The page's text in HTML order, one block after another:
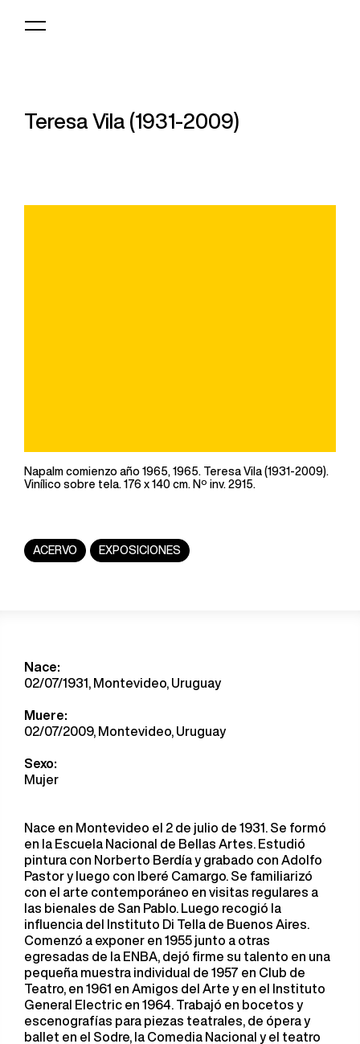
Teresa Vila (1931-2009)
Napalm comienzo año 1965, 1965. Teresa Vila (1931-2009).
Vinílico sobre tela. 176 x 140 cm. Nº inv. 2915.
ACERVO EXPOSICIONES
Nace:
02/07/1931, Montevideo, Uruguay
Muere:
02/07/2009, Montevideo, Uruguay
Sexo:
Mujer
Nace en Montevideo el 2 de julio de 1931. Se formó
en la Escuela Nacional de Bellas Artes. Estudió
pintura con Norberto Berdía y grabado con Adolfo
Pastor y luego con Iberé Camargo. Se familiarizó
con el arte contemporáneo en visitas regulares a
las bienales de San Pablo. Luego recogió la
influencia del Instituto Di Tella de Buenos Aires.
Comenzó a exponer en 1955 junto a otras
egresadas de la ENBA, dejó firme su talento en una
pequeña muestra individual de 1957 en Club de
Teatro, en 1961 en Amigos del Arte y en el Instituto
General Electric en 1964. Trabajó en bocetos y
escenografías para piezas teatrales, de ópera y
ballet en el Sodre, la Comedia Nacional y el teatro